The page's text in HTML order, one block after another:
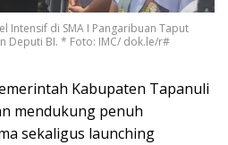
Intensif di SMA I Pangaribuan Taput
Deputi BI. * Foto: IMC/ dok.le/r#
Kabupaten Tapanuli
mendukung penuh
sekaligus launching